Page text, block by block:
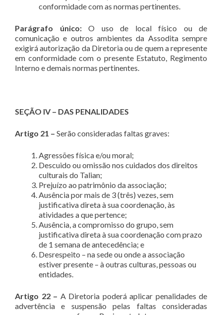
conformidade com as normas pertinentes.
Parágrafo único: O uso de local físico ou de
comunicação e outros ambientes da Assodita sempre
exigirá autorização da Diretoria ou de quem a represente
em conformidade com o presente Estatuto, Regimento
Interno e demais normas pertinentes.
SEÇÃO IV – DAS PENALIDADES
Artigo 21 – Serão consideradas faltas graves:
Agressões física e/ou moral;
Descuido ou omissão nos cuidados dos direitos
culturais do Talian;
Prejuízo ao patrimônio da associação;
Ausência por mais de 3 (três) vezes, sem
justificativa direta à sua coordenação, às
atividades a que pertence;
Ausência, a compromisso do grupo, sem
justificativa direta à sua coordenação com prazo
de 1 semana de antecedência; e
Desrespeito – na sede ou onde a associação
estiver presente – à outras culturas, pessoas ou
entidades.
Artigo 22 – A Diretoria poderá aplicar penalidades de
advertência e suspensão pelas faltas consideradas